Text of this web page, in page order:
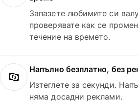
Запазете любимите си
проверявате как се
течение на времето.
Напълно безплатно, без
Изтеглете за секунди.
няма досадни реклами.